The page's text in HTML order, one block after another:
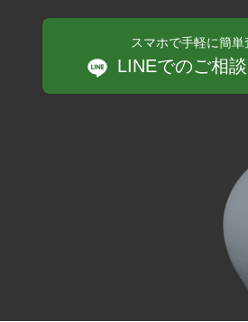
スマホで手軽に簡単
LINEでのご相